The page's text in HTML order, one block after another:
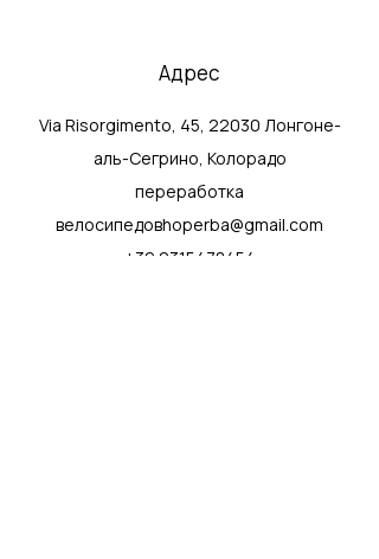
Адрес
Via Risorgimento, 45, 22030 Лонгоне-
аль-Сегрино, Колорадо
переработка
велосипедовhoperba@gmail.com
+39 0315478454